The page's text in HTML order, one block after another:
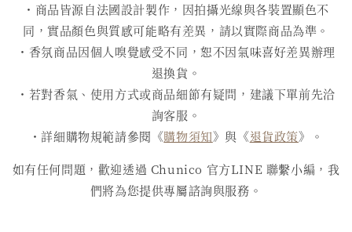
・商品皆源自法國設計製作，因拍攝光線與各裝置顯色不
同，實品顏色與質感可能略有差異，請以實際商品為準。
・香氛商品因個人嗅覺感受不同，恕不因氣味喜好差異辦理
退換貨。
・若對香氣、使用方式或商品細節有疑問，建議下單前先洽
詢客服。
・詳細購物規範請參閱《購物須知》與《退貨政策》。
如有任何問題，歡迎透過 Chunico 官方LINE 聯繫小編，我
們將為您提供專屬諮詢與服務。